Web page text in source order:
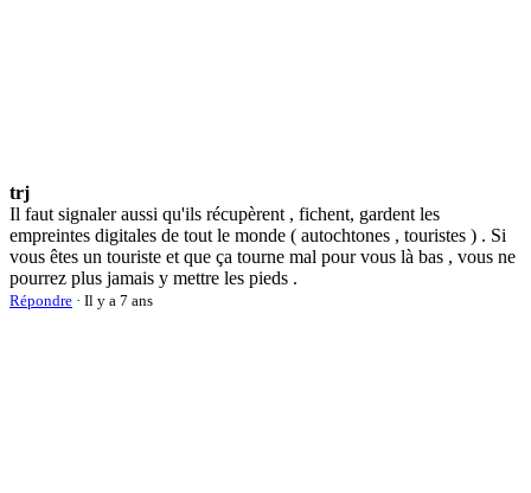
trj
Il faut signaler aussi qu'ils récupèrent , fichent, gardent les
empreintes digitales de tout le monde ( autochtones , touristes ) . Si
vous êtes un touriste et que ça tourne mal pour vous là bas , vous ne
pourrez plus jamais y mettre les pieds .
Répondre · Il y a 7 ans